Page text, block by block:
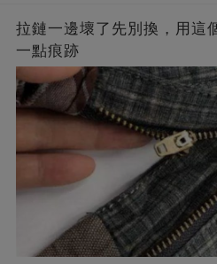
拉鏈一邊壞了先別換，用這
一點痕跡